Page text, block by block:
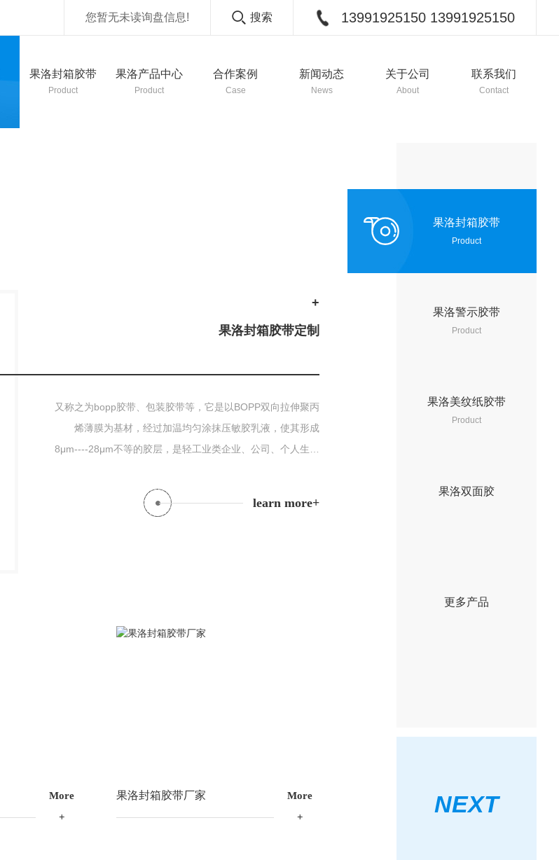
13991925150 13991925150
搜索
您暂无未读询盘信息!
果洛封箱胶带
Product
果洛产品中心
Product
合作案例
Case
新闻动态
News
关于公司
About
联系我们
Contact
果洛封箱胶带
Product
果洛警示胶带
Product
果洛美纹纸胶带
Product
果洛双面胶
更多产品
果洛封箱胶带定制
又称之为bopp胶带、包装胶带等，它是以BOPP双向拉伸聚丙
烯薄膜为基材，经过加温均匀涂抹压敏胶乳液，使其形成
8μm----28μm不等的胶层，是轻工业类企业、公司、个人生活
learn more+
More 果洛封箱胶带厂家 More NEXT